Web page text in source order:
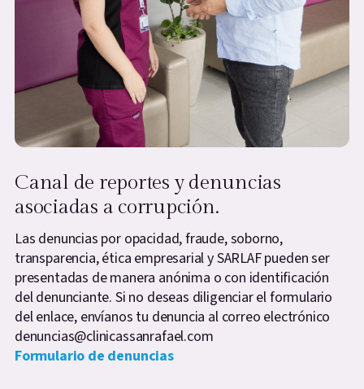
Canal de reportes y denuncias
asociadas a corrupción.
Las denuncias por opacidad, fraude, soborno,
transparencia, ética empresarial y SARLAF pueden ser
presentadas de manera anónima o con identificación
del denunciante. Si no deseas diligenciar el formulario
del enlace, envíanos tu denuncia al correo electrónico
denuncias@clinicassanrafael.com
Formulario de denuncias